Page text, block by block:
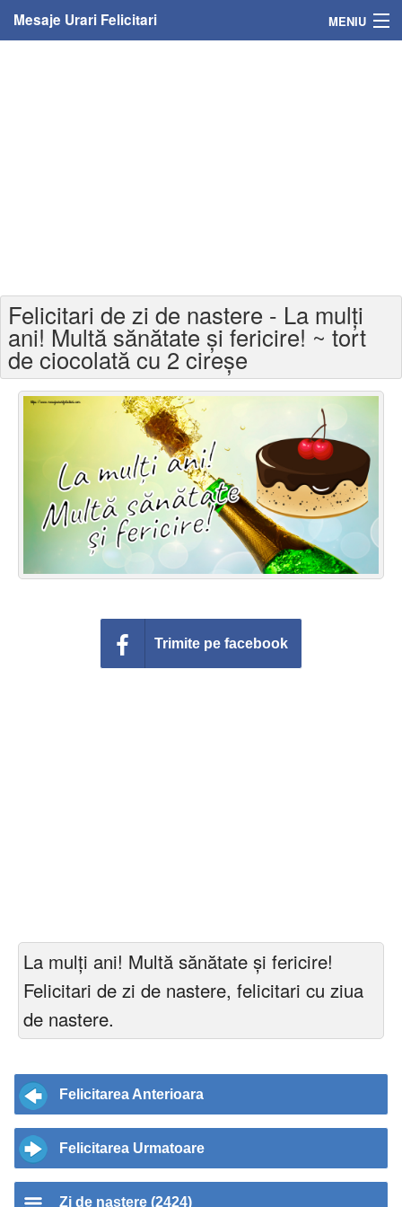
Mesaje Urari Felicitari MENIU
Felicitari varsta
Felicitari zilele anului
Felicitari zile saptamana
Felicitari muzicale personalizate
Felicitari animate
Invitatii personalizate
Felicitari de zi de nastere - La mulți
ani! Multă sănătate și fericire! ~ tort
de ciocolată cu 2 cireșe
Trimite pe facebook
La mulți ani! Multă sănătate și fericire!
Felicitari de zi de nastere, felicitari cu ziua
de nastere.
Felicitarea Anterioara
Felicitarea Urmatoare
Zi de nastere (2424)